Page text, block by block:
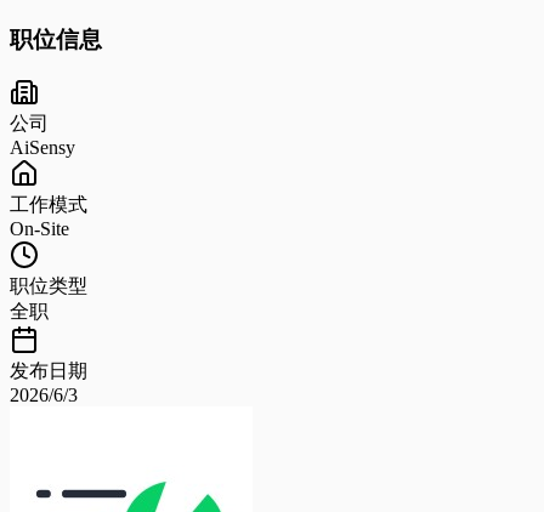
职位信息
公司
AiSensy
工作模式
On-Site
职位类型
全职
发布日期
2026/6/3